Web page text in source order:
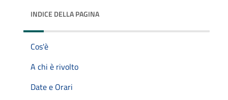
INDICE DELLA PAGINA
Cos'è
A chi è rivolto
Date e Orari